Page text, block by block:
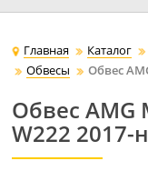
Главная Каталог
Обвесы
Обвес
Обвес AMG
W222 2017-